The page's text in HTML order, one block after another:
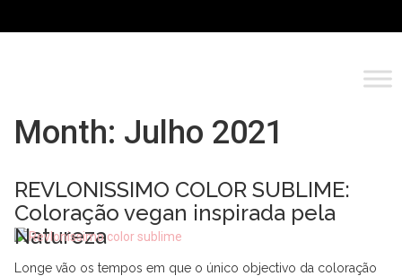
Month: Julho 2021
REVLONISSIMO COLOR SUBLIME:
Coloração vegan inspirada pela
Natureza
Longe vão os tempos em que o único objectivo da coloração